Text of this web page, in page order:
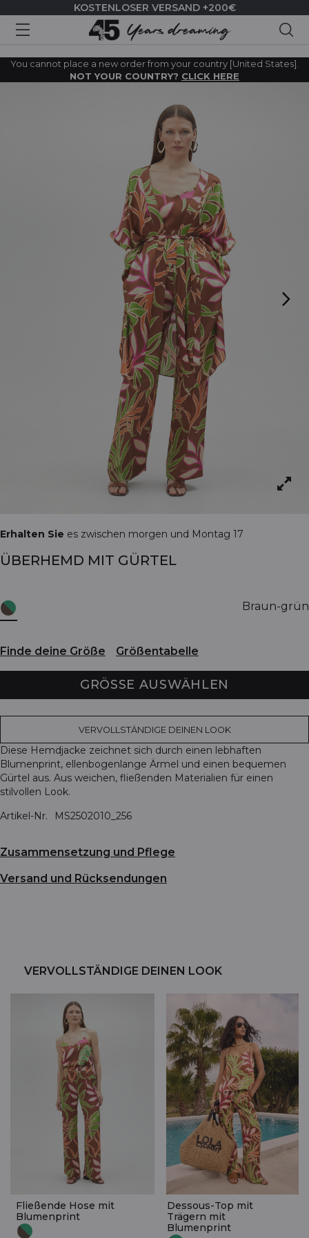
KOSTENLOSER VERSAND +200€
You cannot place a new order from your country [United States].
NOT YOUR COUNTRY? CLICK HERE
Erhalten Sie es zwischen morgen und Montag 17
ÜBERHEMD MIT GÜRTEL
Braun-grün
Finde deine Größe Größentabelle
GRÖSSE AUSWÄHLEN
VERVOLLSTÄNDIGE DEINEN LOOK
Diese Hemdjacke zeichnet sich durch einen lebhaften
Blumenprint, ellenbogenlange Ärmel und einen bequemen
Gürtel aus. Aus weichen, fließenden Materialien für einen
stilvollen Look.
Artikel-Nr.
MS2502010_256
Zusammensetzung und Pflege
Versand und Rücksendungen
VERVOLLSTÄNDIGE DEINEN LOOK
Fließende Hose mit
Blumenprint
Dessous-Top mit
Trägern mit
Blumenprint